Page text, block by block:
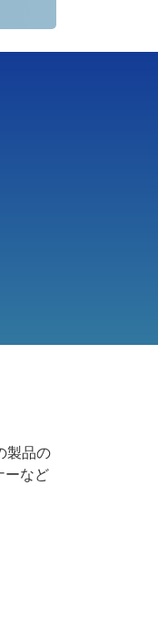
製品の
ーなど